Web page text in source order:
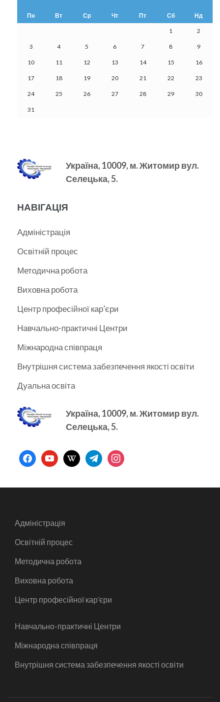
Пн Вт Ср Чт Пт Сб Нд
1 2
3 4 5 6 7 8 9
10 11 12 13 14 15 16
17 18 19 20 21 22 23
24 25 26 27 28 29 30
31
Україна, 10009, м.Житомир вул.
Селецька, 5.
НАВІГАЦІЯ
Адміністрація
Освітній процес
Методична робота
Виховна робота
Центр професійної кар’єри
Навчально-практичні Центри
Міжнародна співпраця
Внутрішня система забезпечення якості освіти
Дуальна освіта
Україна, 10009, м.Житомир вул.
Селецька, 5.
facebookyoutubewikipediatelegraminstagram
Адміністрація
Освітній процес
Методична робота
Виховна робота
Центр професійної кар’єри
Навчально-практичні Центри
Міжнародна співпраця
Внутрішня система забезпечення якості освіти